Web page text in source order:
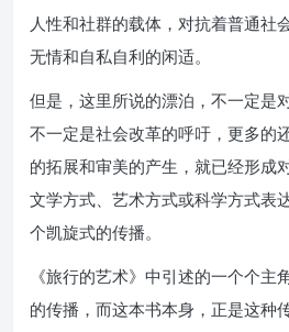
人性和社群的载体，对抗着普通社
无情和自私自利的闲适。
但是，这里所说的漂泊，不一定是
不一定是社会改革的呼吁，更多的
的拓展和审美的产生，就已经形成
文学方式、艺术方式或科学方式表
个凯旋式的传播。
《旅行的艺术》中引述的一个个主
的传播，而这本书本身，正是这种